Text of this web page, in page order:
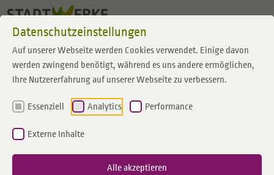
Datenschutzeinstellungen
Auf unserer Webseite werden Cookies verwendet. Einige davon
werden zwingend benötigt, während es uns andere ermöglichen,
Ihre Nutzererfahrung auf unserer Webseite zu verbessern.
Essenziell Analytics Performance
Externe Inhalte
Alle akzeptieren
Zum Inhalt springen